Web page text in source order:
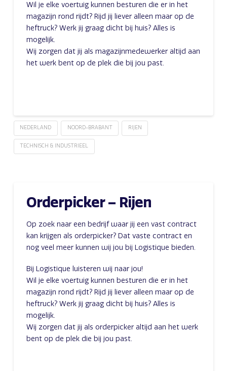
Wil je elke voertuig kunnen besturen die er in het
magazijn rond rijdt? Rijd jij liever alleen maar op de
heftruck? Werk jij graag dicht bij huis? Alles is
mogelijk.
Wij zorgen dat jij als magazijnmedewerker altijd aan
het werk bent op de plek die bij jou past.
NEDERLAND NOORD-BRABANT RIJEN
TECHNISCH & INDUSTRIEEL
Orderpicker – Rijen
Op zoek naar een bedrijf waar jij een vast contract
kan krijgen als orderpicker? Dat vaste contract en
nog veel meer kunnen wij jou bij Logistique bieden.
Bij Logistique luisteren wij naar jou!
Wil je elke voertuig kunnen besturen die er in het
magazijn rond rijdt? Rijd jij liever alleen maar op de
heftruck? Werk jij graag dicht bij huis? Alles is
mogelijk.
Wij zorgen dat jij als orderpicker altijd aan het werk
bent op de plek die bij jou past.